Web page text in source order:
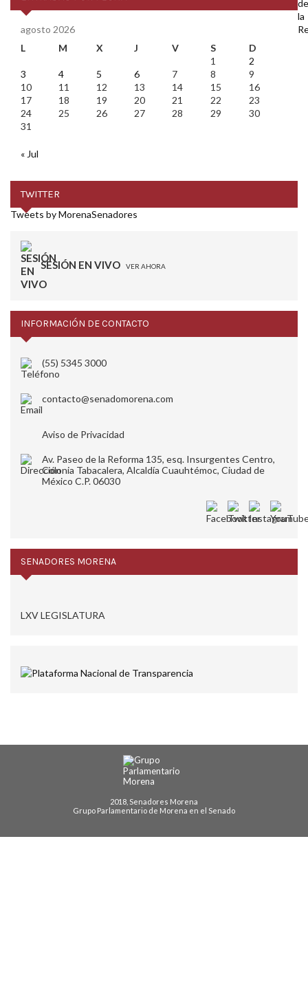
agosto 2026
L
M X J V S
D
1
2
3
4 5 6 7 8
9
10
11 12 13 14 15
16
17
18 19 20 21 22
23
24
25 26 27 28 29
30
31
« Jul
TWITTER
Tweets by MorenaSenadores
SESIÓN EN VIVO VER AHORA
INFORMACIÓN DE CONTACTO
(55) 5345 3000
contacto@senadomorena.com
Aviso de Privacidad
Av. Paseo de la Reforma 135, esq. Insurgentes Centro,
Colonia Tabacalera, Alcaldía Cuauhtémoc, Ciudad de
México C.P. 06030
SENADORES MORENA
LXV LEGISLATURA
2018, Senadores Morena
Grupo Parlamentario de Morena en el Senado